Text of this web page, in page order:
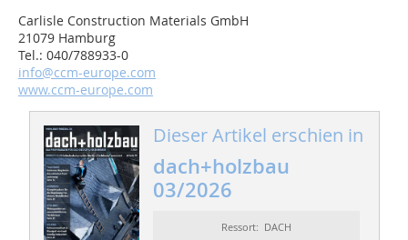
Carlisle Construction Materials GmbH
21079 Hamburg
Tel.: 040/788933-0
info@ccm-europe.com
www.ccm-europe.com
Dieser Artikel erschien in
dach+holzbau
03/2026
Ressort: DACH